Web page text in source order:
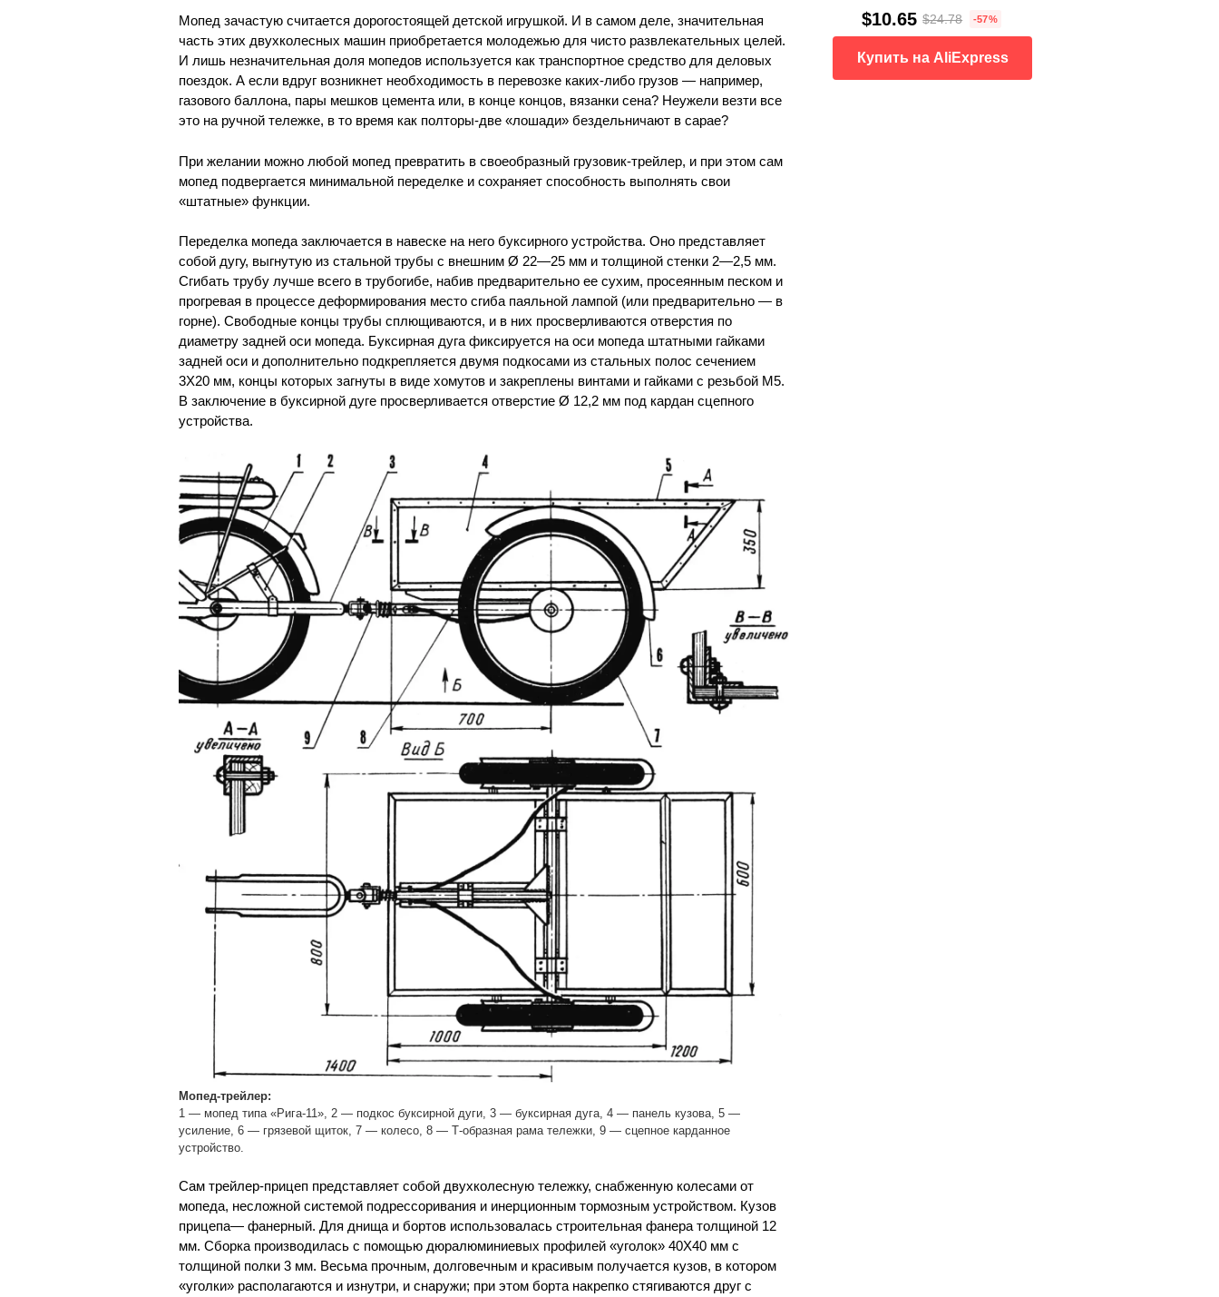
Мопед зачастую считается дорогостоящей детской игрушкой. И в самом деле, значительная
часть этих двухколесных машин приобретается молодежью для чисто развлекательных целей.
И лишь незначительная доля мопедов используется как транспортное средство для деловых
поездок. А если вдруг возникнет необходимость в перевозке каких-либо грузов — например,
газового баллона, пары мешков цемента или, в конце концов, вязанки сена? Неужели везти все
это на ручной тележке, в то время как полторы-две «лошади» бездельничают в сарае?
При желании можно любой мопед превратить в своеобразный грузовик-трейлер, и при этом сам
мопед подвергается минимальной переделке и сохраняет способность выполнять свои
«штатные» функции.
Переделка мопеда заключается в навеске на него буксирного устройства. Оно представляет
собой дугу, выгнутую из стальной трубы с внешним Ø 22—25 мм и толщиной стенки 2—2,5 мм.
Сгибать трубу лучше всего в трубогибе, набив предварительно ее сухим, просеянным песком и
прогревая в процессе деформирования место сгиба паяльной лампой (или предварительно — в
горне). Свободные концы трубы сплющиваются, и в них просверливаются отверстия по
диаметру задней оси мопеда. Буксирная дуга фиксируется на оси мопеда штатными гайками
задней оси и дополнительно подкрепляется двумя подкосами из стальных полос сечением
3X20 мм, концы которых загнуты в виде хомутов и закреплены винтами и гайками с резьбой М5.
В заключение в буксирной дуге просверливается отверстие Ø 12,2 мм под кардан сцепного
устройства.
Мопед-трейлер:
1 — мопед типа «Рига-11», 2 — подкос буксирной дуги, 3 — буксирная дуга, 4 — панель кузова, 5 —
усиление, 6 — грязевой щиток, 7 — колесо, 8 — Т-образная рама тележки, 9 — сцепное карданное
устройство.
Сам трейлер-прицеп представляет собой двухколесную тележку, снабженную колесами от
мопеда, несложной системой подрессоривания и инерционным тормозным устройством. Кузов
прицепа— фанерный. Для днища и бортов использовалась строительная фанера толщиной 12
мм. Сборка производилась с помощью дюралюминиевых профилей «уголок» 40X40 мм с
толщиной полки 3 мм. Весьма прочным, долговечным и красивым получается кузов, в котором
«уголки» располагаются и изнутри, и снаружи; при этом борта накрепко стягиваются друг с
$10.65 $24.78 -57%
Купить на AliExpress